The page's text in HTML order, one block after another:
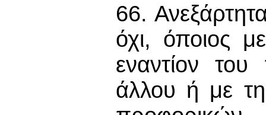
66.
όχι, όποιος
εναντίον
άλλου ή με